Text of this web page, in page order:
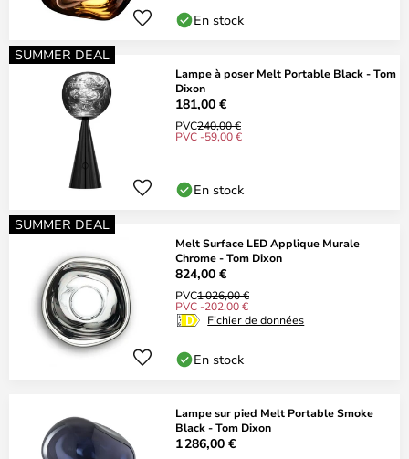
En stock
SUMMER DEAL
Lampe à poser Melt Portable Black - Tom
Dixon
181,00 €
PVC240,00 €
PVC -59,00 €
En stock
SUMMER DEAL
Melt Surface LED Applique Murale
Chrome - Tom Dixon
824,00 €
PVC1 026,00 €
PVC -202,00 €
Fichier de données
En stock
Lampe sur pied Melt Portable Smoke
Black - Tom Dixon
1 286,00 €